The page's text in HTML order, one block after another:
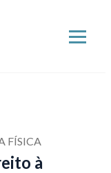
FÍSICA
à